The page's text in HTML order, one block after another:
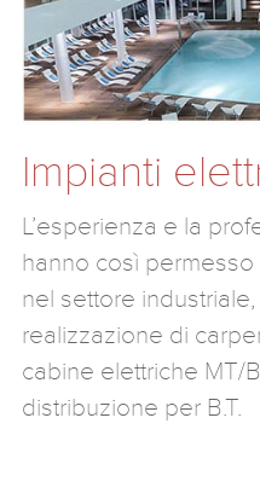
Impianti
L’esperienza e la
hanno così
nel settore
realizzazione di
cabine elettriche MT/
distribuzione per B.T.